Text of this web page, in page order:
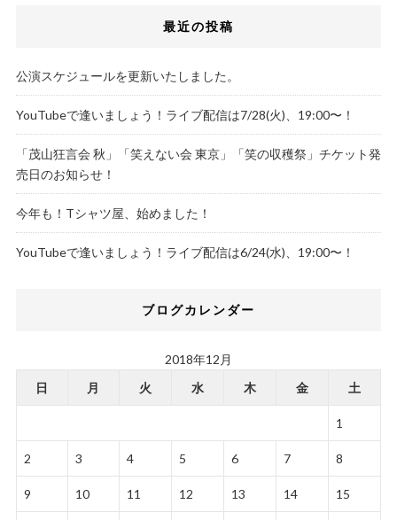
最近の投稿
公演スケジュールを更新いたしました。
YouTubeで逢いましょう！ライブ配信は7/28(火)、19:00〜！
「茂山狂言会 秋」「笑えない会 東京」「笑の収穫祭」チケット発
売日のお知らせ！
今年も！Tシャツ屋、始めました！
YouTubeで逢いましょう！ライブ配信は6/24(水)、19:00〜！
ブログカレンダー
2018年12月
日
月 火 水 木 金 土
1
2 3 4 5 6 7 8
9 10 11 12 13 14 15